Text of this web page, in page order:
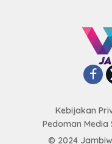
Kebijakan
Pedoman Media
© 2024